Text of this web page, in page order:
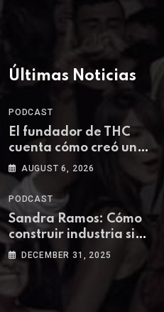
Últimas Noticias
PODCAST
El fundador de THC
cuenta cómo creó una
de las plataformas
más influyentes del
techno colombiano
AUGUST 6, 2026
PODCAST
Sandra Ramos: Cómo
construir industria sin
destruir comunidad
DECEMBER 31, 2025